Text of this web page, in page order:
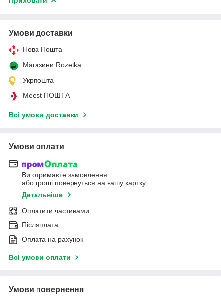
Умови доставки
Нова Пошта
Магазини Rozetka
Укрпошта
Meest ПОШТА
Всі умови доставки
Умови оплати
Ви отримаєте замовлення
або гроші повернуться на вашу картку
Детальніше
Оплатити частинами
Післяплата
Оплата на рахунок
Всі умови оплати
Умови повернення